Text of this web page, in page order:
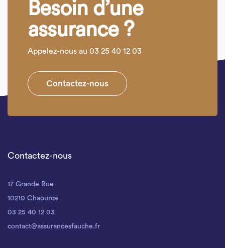
Besoin d’une
assurance ?
Appelez-nous au 03 25 40 12 03
Contactez-nous
Contactez-nous
17 Grande Rue
10210 Chaource
03 25 40 12 03
contact@assurancesfauche.fr